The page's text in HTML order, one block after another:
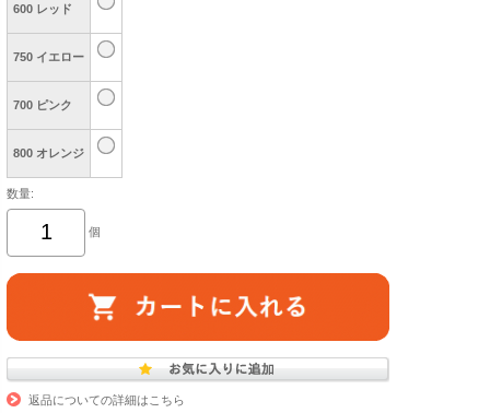
600 レッド
750 イエロー
700 ピンク
800 オレンジ
数量:
個
返品についての詳細はこちら